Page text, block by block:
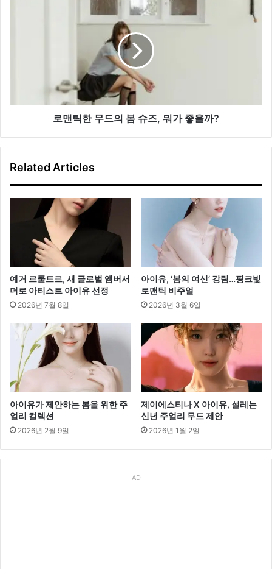
슈
을
로맨틱한 무드의 봄 슈즈, 뭐가 좋을까?
Related Articles
예거 르쿨트르, 새 글로벌 앰버서
더로 아티스트 아이유 선정
2026년 7월 8일
아이유, ‘봄의 여신’ 강림…핑크빛
로맨틱 비주얼
2026년 3월 6일
아이유가 제안하는 봄을 위한 주
얼리 컬렉션
2026년 2월 9일
제이에스티나 X 아이유, 설레는
신년 주얼리 무드 제안
2026년 1월 2일
AD